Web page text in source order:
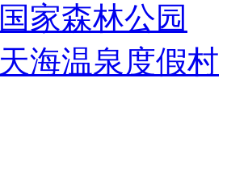
家森林公园
海温泉度假村